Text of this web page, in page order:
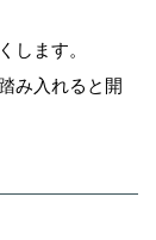
します。
み入れると開